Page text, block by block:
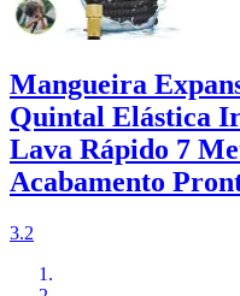
Mangueira
Quintal Elástica
Lava Rápido 7
Acabamento
3.2